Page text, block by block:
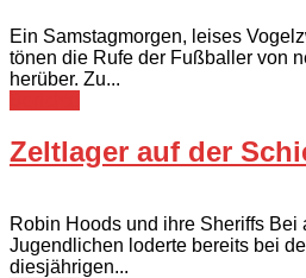
Ein Samstagmorgen, leises
tönen die Rufe der Fußballer von
herüber. Zu...
Zeltlager auf der
Robin Hoods und ihre Sheriffs Bei
Jugendlichen loderte bereits bei
diesjährigen...